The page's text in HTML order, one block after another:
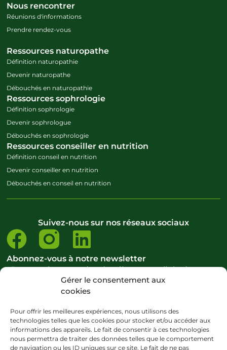
Gérer le consentement aux
cookies
Pour offrir les meilleures expériences, nous utilisons des
technologies telles que les cookies pour stocker et/ou accéder aux
informations des appareils. Le fait de consentir à ces technologies
nous permettra de traiter des données telles que le comportement
de navigation ou les ID uniques sur ce site. Le fait de ne pas
Nous rencontrer
Réunions d'informations
Prendre rendez-vous
Ressources naturopathe
Définition naturopathie
Devenir naturopathe
Débouchés en naturopathie
Ressources sophrologie
Définition sophrologie
Devenir sophrologue
Débouchés en sophrologie
Ressources conseiller en nutrition
Définition conseil en nutrition
Devenir conseiller en nutrition
Débouchés en conseil en nutrition
Suivez-nous sur nos réseaux sociaux
Abonnez-vous à notre newsletter
Pour ne rien rater des dernières actualités de notre
école et du domaine du bien-être.
Copyright ©CENATHO – 2024 – Tous droits réservés